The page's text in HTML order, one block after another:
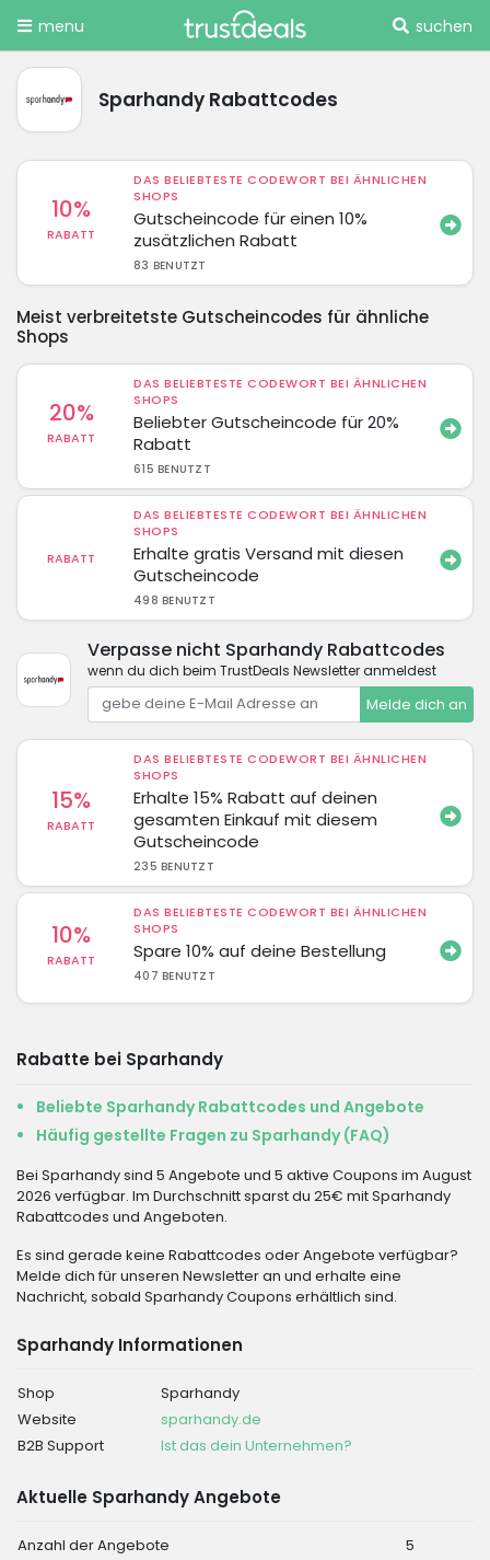
menu suchen
Sparhandy Rabattcodes
10%
RABATT
DAS BELIEBTESTE CODEWORT BEI ÄHNLICHEN
SHOPS
Gutscheincode für einen 10%
zusätzlichen Rabatt
83 BENUTZT
Meist verbreitetste Gutscheincodes für ähnliche
Shops
20%
RABATT
DAS BELIEBTESTE CODEWORT BEI ÄHNLICHEN
SHOPS
Beliebter Gutscheincode für 20%
Rabatt
615 BENUTZT
RABATT
DAS BELIEBTESTE CODEWORT BEI ÄHNLICHEN
SHOPS
Erhalte gratis Versand mit diesen
Gutscheincode
498 BENUTZT
Verpasse nicht Sparhandy Rabattcodes
wenn du dich beim TrustDeals Newsletter anmeldest
Melde dich an
15%
RABATT
DAS BELIEBTESTE CODEWORT BEI ÄHNLICHEN
SHOPS
Erhalte 15% Rabatt auf deinen
gesamten Einkauf mit diesem
Gutscheincode
235 BENUTZT
10%
RABATT
DAS BELIEBTESTE CODEWORT BEI ÄHNLICHEN
SHOPS
Spare 10% auf deine Bestellung
407 BENUTZT
Rabatte bei Sparhandy
Beliebte Sparhandy Rabattcodes und Angebote
Häufig gestellte Fragen zu Sparhandy (FAQ)
Bei Sparhandy sind 5 Angebote und 5 aktive Coupons im August
2026 verfügbar. Im Durchschnitt sparst du 25€ mit Sparhandy
Rabattcodes und Angeboten.
Es sind gerade keine Rabattcodes oder Angebote verfügbar?
Melde dich für unseren Newsletter an und erhalte eine
Nachricht, sobald Sparhandy Coupons erhältlich sind.
Sparhandy Informationen
Shop
Sparhandy
Website
sparhandy.de
B2B Support
Ist das dein Unternehmen?
Aktuelle Sparhandy Angebote
Anzahl der Angebote
5